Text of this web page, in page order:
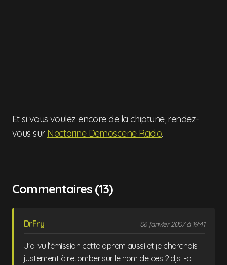
Et si vous voulez encore de la chiptune, rendez-
vous sur Nectarine Demoscene Radio.
Commentaires (13)
DrFry 06 janvier 2007 à 19:41
J'ai vu l'émission cette aprem aussi et je cherchais
justement à retomber sur le nom de ces 2 djs :-p